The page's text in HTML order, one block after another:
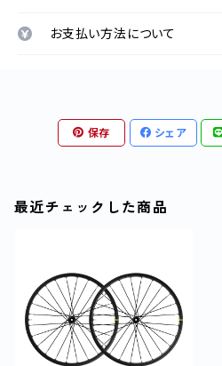
お支払い方法について
保存 シェア
最近チェックした商品